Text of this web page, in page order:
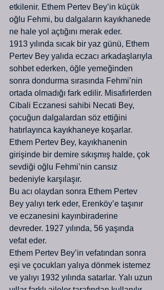
etkilenir. Ethem Pertev Bey’in küçük
oğlu Fehmi, bu dalgaların kayıkhanede
ne hale yol açtığını merak eder.
1913 yılında sıcak bir yaz günü, Ethem
Pertev Bey yalıda eczacı arkadaşlarıyla
sohbet ederken, öğle yemeğinden
sonra dondurma sırasında Fehmi’nin
ortada olmadığı fark edilir. Misafirlerden
Cibali Eczanesi sahibi Necati Bey,
çocuğun dalgalardan söz ettiğini
hatırlayınca kayıkhaneye koşarlar.
Ethem Pertev Bey, kayıkhanenin
girişinde bir demire sıkışmış halde, çok
sevdiği oğlu Fehmi’nin cansız
bedeniyle karşılaşır.
Bu acı olaydan sonra Ethem Pertev
Bey yalıyı terk eder, Erenköy’e taşınır
ve eczanesini kayınbiraderine
devreder. 1927 yılında, 56 yaşında
vefat eder.
Ethem Pertev Bey’in vefatından sonra
eşi ve çocukları yalıya dönmek istemez
ve yalıyı 1932 yılında satarlar. Yalı uzun